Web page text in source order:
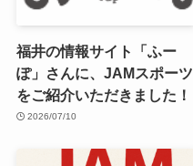
福井の情報サイト「ふー
ぽ」さんに、JAMスポーツ
をご紹介いただきました！
2026/07/10